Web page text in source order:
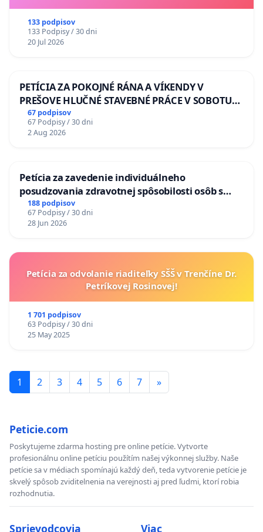
133 podpisov
133 Podpisy / 30 dni
20 Jul 2026
PETÍCIA ZA POKOJNÉ RÁNA A VÍKENDY V
PREŠOVE HLUČNÉ STAVEBNÉ PRÁCE V SOBOTU
LEN OD 9.00 DO 13.00 HOD., CEZ PRACOVNÝ
TÝŽDEŇ CIEĽ 8.00 – 18.00 HOD. A PRAVIDELNÁ
KONTROLA STAVBY C-AREA NA
67 podpisov
67 Podpisy / 30 dni
2 Aug 2026
Petícia za zavedenie individuálneho
posudzovania zdravotnej spôsobilosti osôb s
diabetom 1. a 2. typu pri prijímaní do
Policajného zboru SR
188 podpisov
67 Podpisy / 30 dni
28 Jun 2026
Petícia za odvolanie riaditeľky SŠŠ v Trenčíne Dr.
Petríkovej Rosinovej!
1 701 podpisov
63 Podpisy / 30 dni
25 May 2025
1 2 3 4 5 6 7 »
Peticie.com
Poskytujeme zdarma hosting pre online petície. Vytvorte
profesionálnu online petíciu použítím našej výkonnej služby. Naše
petície sa v médiach spomínajú každý deň, teda vytvorenie petície je
skvelý spôsob zviditelnenia na verejnosti aj pred ľudmi, ktorí robia
rozhodnutia.
Sprievodcovia Viac